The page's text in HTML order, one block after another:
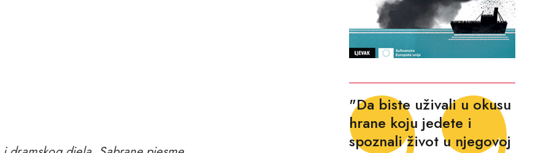
"Da biste uživali u okusu
hrane koju jedete i
spoznali život u njegovoj